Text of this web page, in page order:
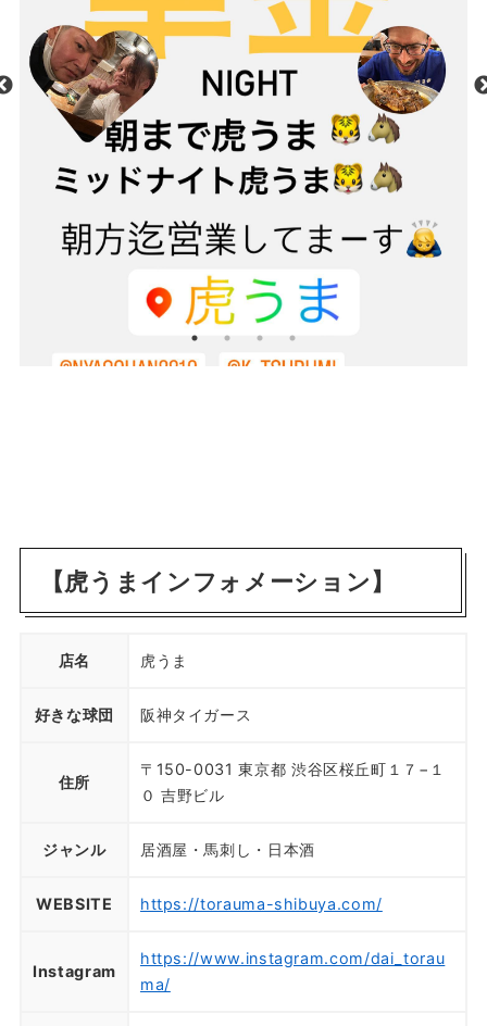
【虎うまインフォメーション】
店名 虎うま
好きな球団 阪神タイガース
住所
〒150-0031 東京都 渋谷区桜丘町１７−１
０ 吉野ビル
ジャンル 居酒屋・馬刺し・日本酒
WEBSITE https://torauma-shibuya.com/
Instagram
https://www.instagram.com/dai_torau
ma/